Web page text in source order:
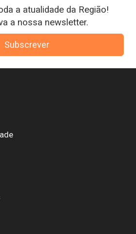
a atualidade da Região!
a nossa newsletter.
Subscrever